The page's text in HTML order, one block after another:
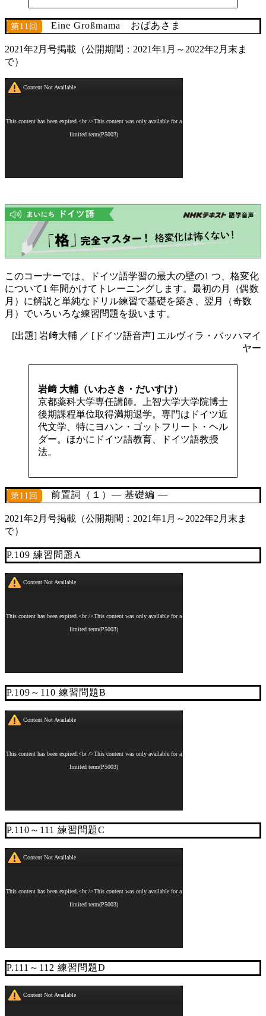
第11回 Eine Großmama おばあさま
2021年2月号掲載（公開期間：2021年1月～2022年2月末ま
で）
このコーナーでは、ドイツ語学習の最大の壁の1 つ、格変化
について1 年間かけてトレーニングします。最初の月（偶数
月）に解説と単純なドリル練習で基礎を築き、翌月（奇数
月）でいろいろな練習問題を扱います。
[出題] 岩﨑大輔 ／ [ドイツ語音声] エルヴィラ・バッハマイ
ヤー
岩﨑 大輔（いわさき・だいすけ）
京都薬科大学専任講師。上智大学大学院博士
後期課程単位取得満期退学。専門はドイツ近
代文学、特にヨハン・ゴットフリート・ヘル
ダー。ほかにドイツ語教育、ドイツ語教授
法。
第11回 前置詞（１）― 基礎編 ―
2021年2月号掲載（公開期間：2021年1月～2022年2月末ま
で）
P.109 練習問題A
P.109～110 練習問題B
P.110～111 練習問題C
P.111～112 練習問題D